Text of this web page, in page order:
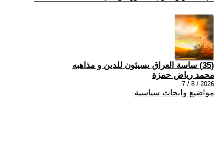
(35) ساسة العراق يسيئون للدين و مذاهبه
محمد رياض حمزة
2026 / 8 / 7
مواضيع وابحاث سياسية